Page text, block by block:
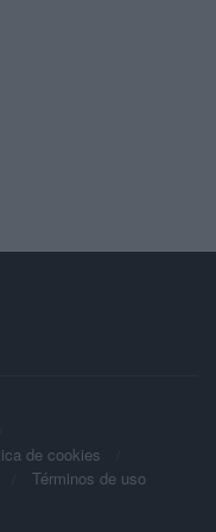
de cookies
Términos de uso